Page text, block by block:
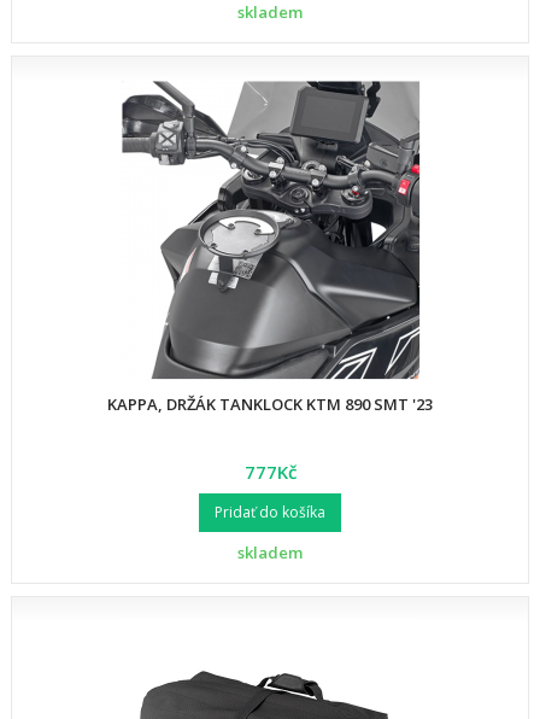
skladem
KAPPA, DRŽÁK TANKLOCK KTM 890 SMT '23
777Kč
Pridať do košíka
skladem